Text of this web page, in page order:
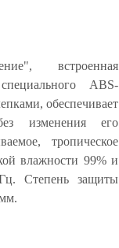
встроенная